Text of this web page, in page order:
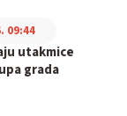
utakmice
grada
09:44